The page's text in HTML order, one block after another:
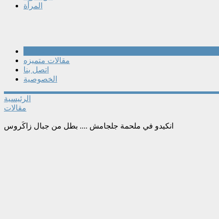
المرأة
مقالات متميزه
اتصل بنا
الخصوصية
الرئيسية
مقالات
انكيدو في ملحمة جلجامش .... بطل من جبال زاكَروس